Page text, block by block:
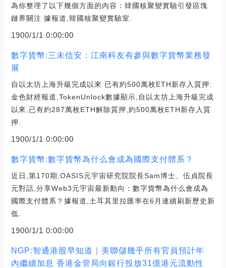
為你整理了以下幾個方面的內容：韓國核聚變實驗引發區塊
鏈界關注 據報道,韓國核聚變實驗室.
1900/1/1 0:00:00
數字貨幣:三未信安：江南科友有參與數字貨幣業務發
展
自以太坊上海升級完成以來 已有約500萬枚ETH新存入質押:
金色財經報道,TokenUnlock數據顯示,自以太坊上海升級完成
以來,已有約287萬枚ETH解除質押,約500萬枚ETH新存入質
押.
1900/1/1 0:00:00
數字貨幣:數字貨幣為什么會成為國際支付體系？
近日,第170期,OASIS元宇宙研究院院長Sam博士、伍貞院長
元對話,分享Web3元宇宙最新動向：數字貨幣為什么會成為
國際支付體系？據報道,土耳其里拉匯率在6月連續刷新歷史新
低.
1900/1/1 0:00:00
NGP:智通港股早知道｜美聯儲幾乎所有官員預計年
內繼續加息 香港金管局向銀行投放31億港元流動性